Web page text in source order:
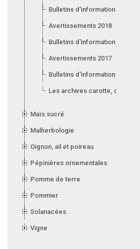
Bulletins d'information 2019
Avertissements 2018
Bulletins d'information 2018
Avertissements 2017
Bulletins d'information 2017
Les archives carotte, céleri,
Maïs sucré
Malherbologie
Oignon, ail et poireau
Pépinières ornementales
Pomme de terre
Pommier
Solanacées
Vigne